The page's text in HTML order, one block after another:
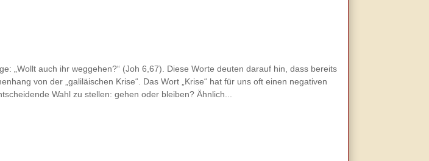
„Wollt auch ihr weggehen?“ (Joh 6,67). Diese Worte deuten darauf hin, dass bereits
von der „galiläischen Krise“. Das Wort „Krise“ hat für uns oft einen negativen
Wahl zu stellen: gehen oder bleiben? Ähnlich...